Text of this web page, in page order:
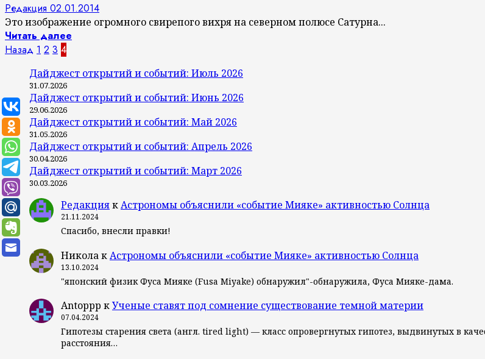
Редакция 02.01.2014
Это изображение огромного свирепого вихря на северном полюсе Сатурна...
Читать далее
Пагинация
записей
Назад 1 2 3 4
Дайджест открытий и событий: Июль 2026
31.07.2026
Дайджест открытий и событий: Июнь 2026
29.06.2026
Дайджест открытий и событий: Май 2026
31.05.2026
Дайджест открытий и событий: Апрель 2026
30.04.2026
Дайджест открытий и событий: Март 2026
30.03.2026
РедакциякАстрономы объяснили «событие Мияке» активностью Солнца
21.11.2024
Спасибо, внесли правки!
НиколакАстрономы объяснили «событие Мияке» активностью Солнца
13.10.2024
"японский физик Фуса Мияке (Fusa Miyake) обнаружил"-обнаружила, Фуса Мияке-дама.
Antoppp кУченые ставят под сомнение существование темной материи
07.04.2024
Гипотезы старения света (англ. tired light) — класс опровергнутых гипотез, выдвинутых в
расстояния…